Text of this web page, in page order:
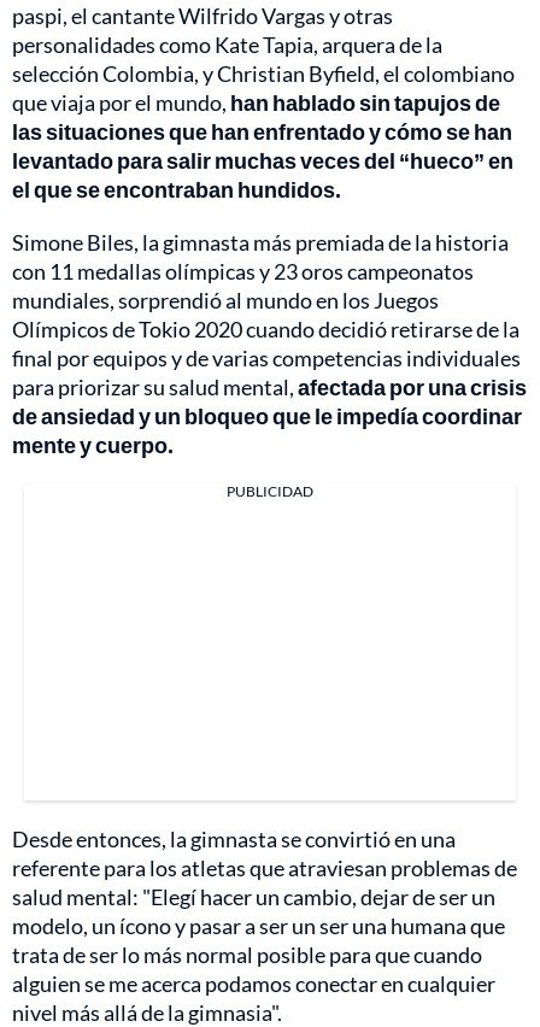
paspi, el cantante Wilfrido Vargas y otras
personalidades como Kate Tapia, arquera de la
selección Colombia, y Christian Byfield, el colombiano
que viaja por el mundo, han hablado sin tapujos de
las situaciones que han enfrentado y cómo se han
levantado para salir muchas veces del “hueco” en
el que se encontraban hundidos.
Simone Biles, la gimnasta más premiada de la historia
con 11 medallas olímpicas y 23 oros campeonatos
mundiales, sorprendió al mundo en los Juegos
Olímpicos de Tokio 2020 cuando decidió retirarse de la
final por equipos y de varias competencias individuales
para priorizar su salud mental,afectada por una crisis
de ansiedad y un bloqueo que le impedía coordinar
mente y cuerpo.
PUBLICIDAD
Desde entonces, la gimnasta se convirtió en una
referente para los atletas que atraviesan problemas de
salud mental: "Elegí hacer un cambio, dejar de ser un
modelo, un ícono y pasar a ser un ser una humana que
trata de ser lo más normal posible para que cuando
alguien se me acerca podamos conectar en cualquier
nivel más allá de la gimnasia".